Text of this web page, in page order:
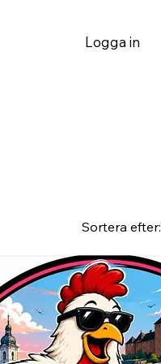
Logga in
Sortera efter: